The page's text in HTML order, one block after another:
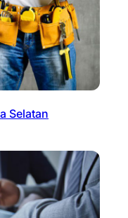
Selatan